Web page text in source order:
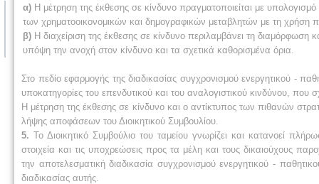
α) Η μέτρηση της έκθεσης σε κίνδυνο πραγματοποιείται με
των χρηματοοικονομικών και δημογραφικών μεταβλητών με τη χρήση
β) Η διαχείριση της έκθεσης σε κίνδυνο περιλαμβάνει τη
υπόψη την ανοχή στον κίνδυνο και τα σχετικά καθορισμένα όρια.
Στο πεδίο εφαρμογής της διαδικασίας συγχρονισμού ενεργητικού -
υποκατηγορίες του επενδυτικού και του αναλογιστικού κινδύνου, που
Η μέτρηση της έκθεσης σε κίνδυνο και ο αντίκτυπος των πιθανών
λήψης αποφάσεων του Διοικητικού Συμβουλίου.
5.Το Διοικητικό Συμβούλιο του ταμείου γνωρίζει και κατανοεί
στοιχεία και τις υποχρεώσεις προς τα μέλη και τους δικαιούχους
την αποτελεσματική διαδικασία συγχρονισμού ενεργητικού -
διαδικασίας αυτής.